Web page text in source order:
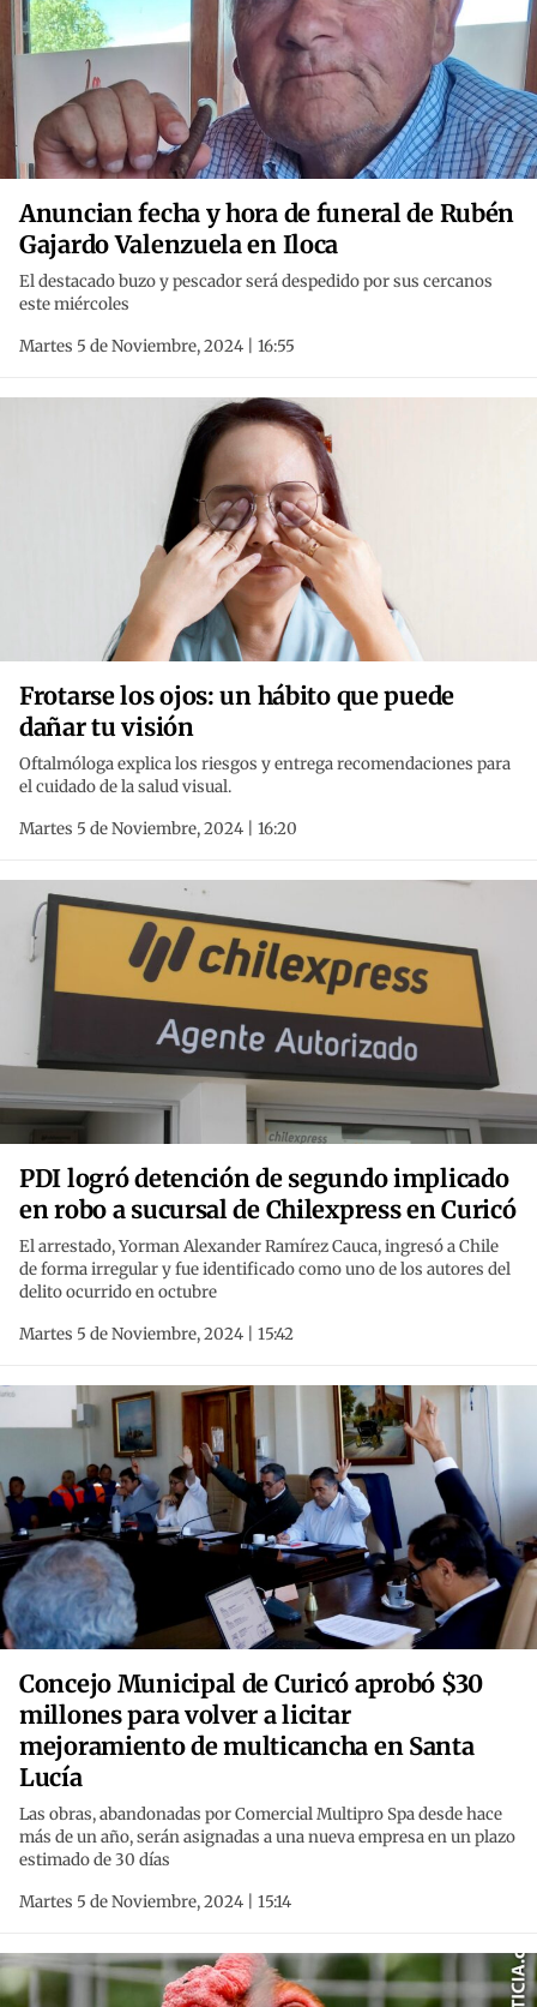
Anuncian fecha y hora de funeral de Rubén
Gajardo Valenzuela en Iloca
El destacado buzo y pescador será despedido por sus cercanos
este miércoles
Martes 5 de Noviembre, 2024 | 16:55
Frotarse los ojos: un hábito que puede
dañar tu visión
Oftalmóloga explica los riesgos y entrega recomendaciones para
el cuidado de la salud visual.
Martes 5 de Noviembre, 2024 | 16:20
PDI logró detención de segundo implicado
en robo a sucursal de Chilexpress en Curicó
El arrestado, Yorman Alexander Ramírez Cauca, ingresó a Chile
de forma irregular y fue identificado como uno de los autores del
delito ocurrido en octubre
Martes 5 de Noviembre, 2024 | 15:42
Concejo Municipal de Curicó aprobó $30
millones para volver a licitar
mejoramiento de multicancha en Santa
Lucía
Las obras, abandonadas por Comercial Multipro Spa desde hace
más de un año, serán asignadas a una nueva empresa en un plazo
estimado de 30 días
Martes 5 de Noviembre, 2024 | 15:14